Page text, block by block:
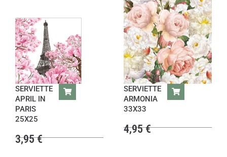
SERVIETTE
APRIL IN
PARIS
25X25
3,95€
SERVIETTE
ARMONIA
33X33
4,95€